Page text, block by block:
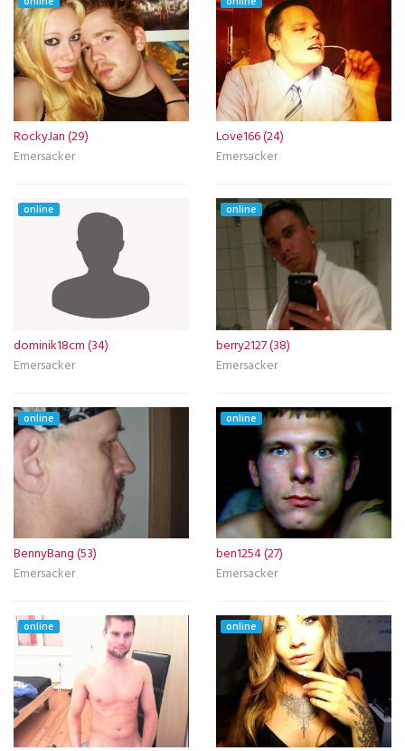
RockyJan (29)
Emersacker
Love166 (24)
Emersacker
online
dominik18cm (34)
Emersacker
online
berry2127 (38)
Emersacker
online
BennyBang (53)
Emersacker
online
ben1254 (27)
Emersacker
online online